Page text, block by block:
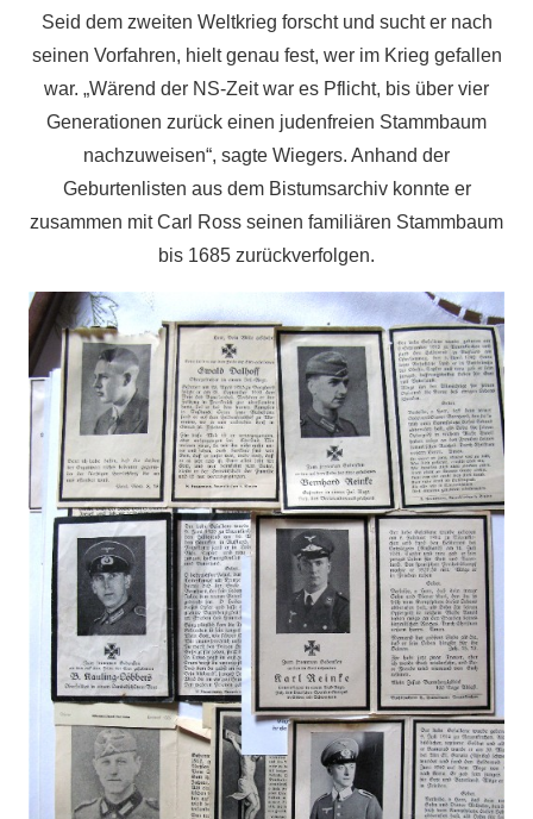
Seid dem zweiten Weltkrieg forscht und sucht er nach
seinen Vorfahren, hielt genau fest, wer im Krieg gefallen
war. „Wärend der NS-Zeit war es Pflicht, bis über vier
Generationen zurück einen judenfreien Stammbaum
nachzuweisen“, sagte Wiegers. Anhand der
Geburtenlisten aus dem Bistumsarchiv konnte er
zusammen mit Carl Ross seinen familiären Stammbaum
bis 1685 zurückverfolgen.